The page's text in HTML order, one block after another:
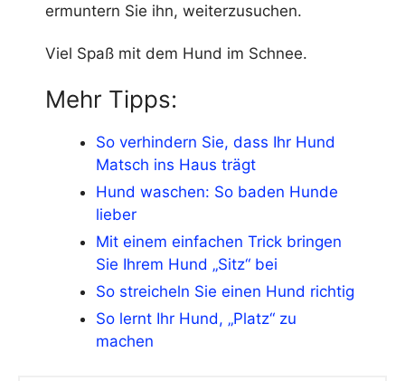
ermuntern Sie ihn, weiterzusuchen.
Viel Spaß mit dem Hund im Schnee.
Mehr Tipps:
So verhindern Sie, dass Ihr Hund
Matsch ins Haus trägt
Hund waschen: So baden Hunde
lieber
Mit einem einfachen Trick bringen
Sie Ihrem Hund „Sitz“ bei
So streicheln Sie einen Hund richtig
So lernt Ihr Hund, „Platz“ zu
machen